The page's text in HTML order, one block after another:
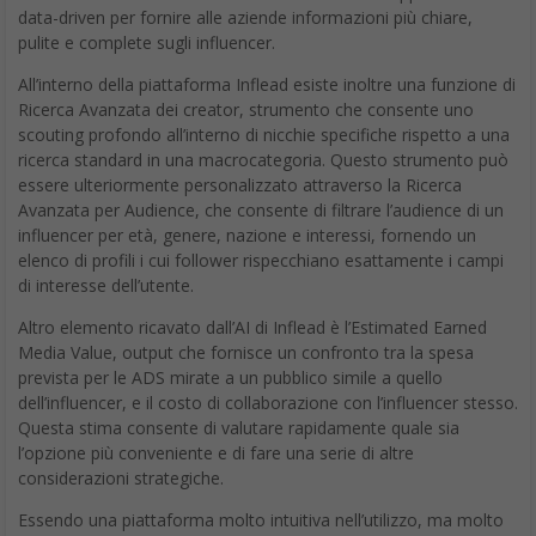
data-driven per fornire alle aziende informazioni più chiare,
pulite e complete sugli influencer.
All’interno della piattaforma Inflead esiste inoltre una funzione di
Ricerca Avanzata dei creator, strumento che consente uno
scouting profondo all’interno di nicchie specifiche rispetto a una
ricerca standard in una macrocategoria. Questo strumento può
essere ulteriormente personalizzato attraverso la Ricerca
Avanzata per Audience, che consente di filtrare l’audience di un
influencer per età, genere, nazione e interessi, fornendo un
elenco di profili i cui follower rispecchiano esattamente i campi
di interesse dell’utente.
Altro elemento ricavato dall’AI di Inflead è l’Estimated Earned
Media Value, output che fornisce un confronto tra la spesa
prevista per le ADS mirate a un pubblico simile a quello
dell’influencer, e il costo di collaborazione con l’influencer stesso.
Questa stima consente di valutare rapidamente quale sia
l’opzione più conveniente e di fare una serie di altre
considerazioni strategiche.
Essendo una piattaforma molto intuitiva nell’utilizzo, ma molto